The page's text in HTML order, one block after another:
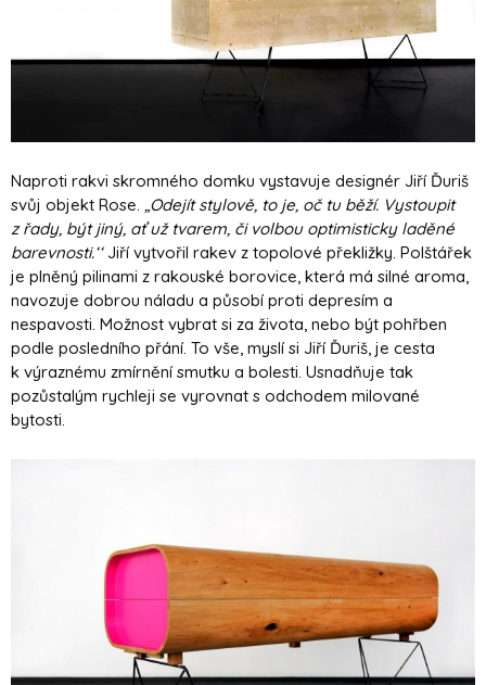
Naproti rakvi skromného domku vystavuje designér Jiří Ďuriš
svůj objekt Rose. „Odejít stylově, to je, oč tu běží. Vystoupit
z řady, být jiný, ať už tvarem, či volbou optimisticky laděné
barevnosti.‘‘Jiří vytvořil rakev z topolové překližky. Polštářek
je plněný pilinami z rakouské borovice, která má silné aroma,
navozuje dobrou náladu a působí proti depresím a
nespavosti. Možnost vybrat si za života, nebo být pohřben
podle posledního přání. To vše, myslí si Jiří Ďuriš, je cesta
k výraznému zmírnění smutku a bolesti. Usnadňuje tak
pozůstalým rychleji se vyrovnat s odchodem milované
bytosti.